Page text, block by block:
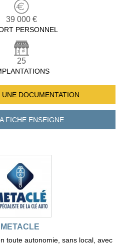
39 000 €
PERSONNEL
25
UNE DOCUMENTATION
FICHEENSEIGNE
METACLE
toute autonomie, sans local, avec